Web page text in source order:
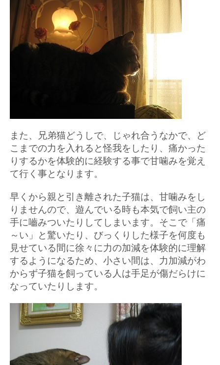
また、兄弟猫どうしで、じゃれ合うなかで、ど
こまでの力を入れると怪我をしたり、痛かった
りするかを体験的に経験する事で甘噛みを覚え
て行く事となります。
早くから親と引き離された子猫は、甘噛みをし
りませんので、遊んでいる時も本気で飼い主の
手に嚙みついたりしてしまいます。そこで「痛
～い」と驚いたり、びっくりした様子を何度も
見せている間に徐々に力の加減を体験的に理解
するようになるため、小さい間は、力加減がわ
からず子猫を飼っている人は手足が傷だらけに
なっていたりします。